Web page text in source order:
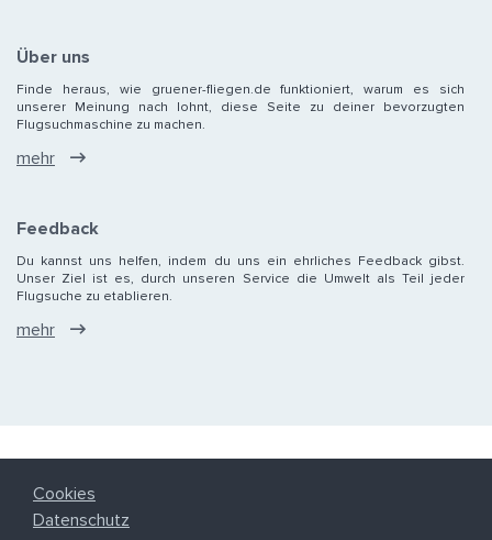
Über uns
Finde heraus, wie gruener-fliegen.de funktioniert, warum es sich
unserer Meinung nach lohnt, diese Seite zu deiner bevorzugten
Flugsuchmaschine zu machen.
mehr
Feedback
Du kannst uns helfen, indem du uns ein ehrliches Feedback gibst.
Unser Ziel ist es, durch unseren Service die Umwelt als Teil jeder
Flugsuche zu etablieren.
mehr
Cookies
Datenschutz